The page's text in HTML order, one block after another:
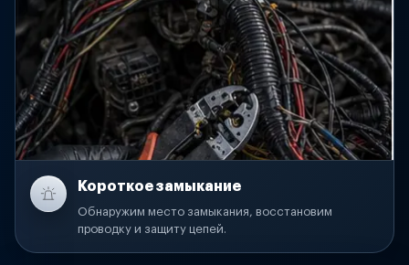
Короткое замыкание
Обнаружим место замыкания, восстановим
проводку и защиту цепей.